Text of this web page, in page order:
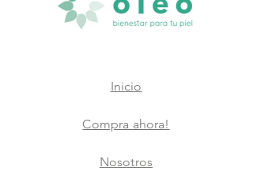
Inicio
Compra ahora!
Nosotros